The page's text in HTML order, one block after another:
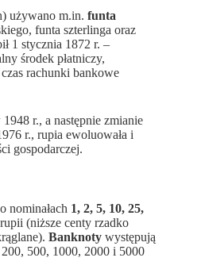
używano m.in. funta
funta szterlinga oraz
1 stycznia 1872 r. –
środek płatniczy,
rachunki bankowe
r., a następnie zmianie
r., rupia ewoluowała i
gospodarczej.
nominałach 1, 2, 5, 10, 25,
(niższe centy rzadko
Banknoty występują
500, 1000, 2000 i 5000